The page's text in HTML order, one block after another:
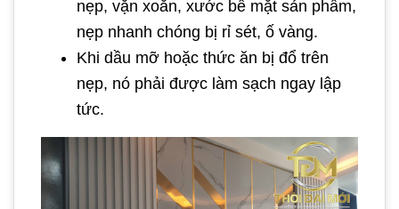
nẹp, vặn xoắn, xước bề mặt sản phẩm,
nẹp nhanh chóng bị rỉ sét, ố vàng.
Khi dầu mỡ hoặc thức ăn bị đổ trên
nẹp, nó phải được làm sạch ngay lập
tức.